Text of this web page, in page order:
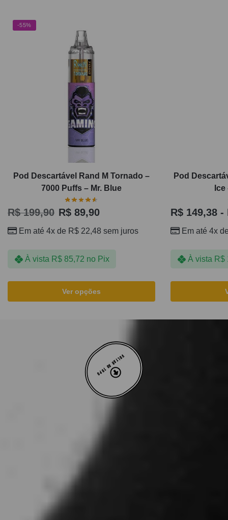
-55%
Pod Descartável Rand M Tornado –
7000 Puffs – Mr. Blue
R$199,90 R$ 89,90
Em até 4x de R$ 22,48 sem juros
À vista R$85,72 no Pix
Ver opções
Pod
R$ 149,38 -
Em até 4x
À vista R$
VOLTAR AO TOPO